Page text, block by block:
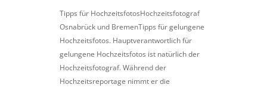
Tipps für HochzeitsfotosHochzeitsfotograf
Osnabrück und BremenTipps für gelungene
Hochzeitsfotos. Hauptverantwortlich für
gelungene Hochzeitsfotos ist natürlich der
Hochzeitsfotograf. Während der
Hochzeitsreportage nimmt er die